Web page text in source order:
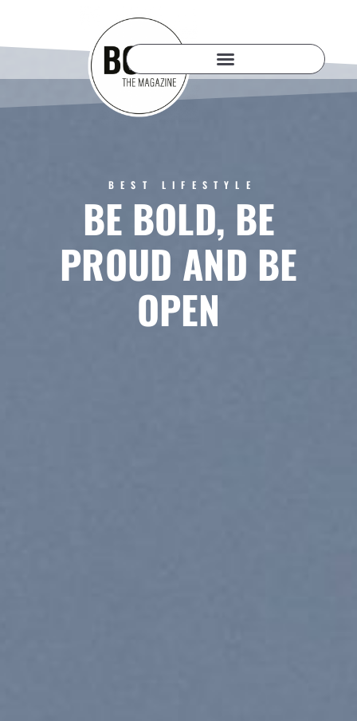
BEST LIFESTYLE
BE BOLD, BE
PROUD AND BE
OPEN